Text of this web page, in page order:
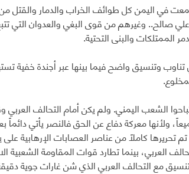
في اليمن كل طوائف الخراب والدمار والقتل
صالح.. وغيرهم من قوى البغي والعدوان التي
الممتلكات والبنى التحتية.
وتنسيق واضح فيما بينها عبر أجندة خفية
الشعب اليمني. ولم يكن أمام التحالف
ولأنها معركة دفاع عن الحق فالنصر يأتي
تم تحريرها كاملاً من عناصر العصابات الإرهابية
العربي، بينما تطارد قوات المقاومة
مع التحالف العربي الذي شن غارات جوية